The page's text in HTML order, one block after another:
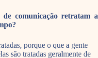
comunicação retratam a
porque o que a gente
são tratadas geralmente de